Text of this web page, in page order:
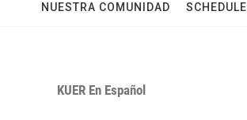
NUESTRA COMUNIDAD SCHEDULE
KUER En Español